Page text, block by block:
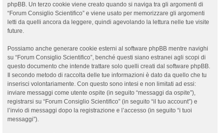
phpBB. Un terzo cookie viene creato quando si naviga tra gli argomenti di
“Forum Consiglio Scientifico” e viene usato per memorizzare gli argomenti
letti da quelli ancora da leggere, quindi agevolando la lettura nelle tue visite
future.
Possiamo anche generare cookie esterni al software phpBB mentre navighi
su “Forum Consiglio Scientifico”, benché questi siano estranei agli scopi di
questo documento che intende trattare solo quelli creati dal software phpBB.
Il secondo metodo di raccolta delle tue informazioni è dato da quello che tu
inserisci volontariamente. Con questo sono intesi e non limitati ad essi:
inviare messaggi come utente ospite (in seguito “messaggi da ospite”),
registrarsi su “Forum Consiglio Scientifico” (in seguito “il tuo account”) e
l’invio di messaggi dopo la registrazione e l’accesso (in seguito “i tuoi
messaggi”).